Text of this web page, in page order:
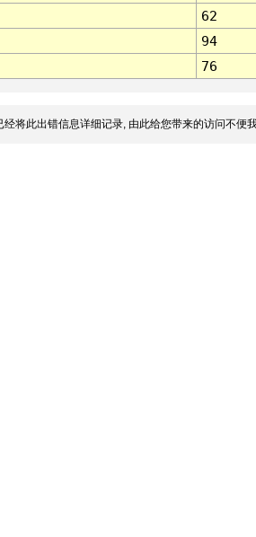
62
94
76
将此出错信息详细记录, 由此给您带来的访问不便